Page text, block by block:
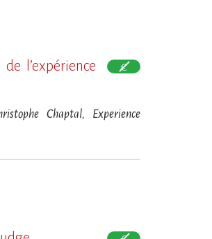
l​‌’expérience
Chaptal, Experience